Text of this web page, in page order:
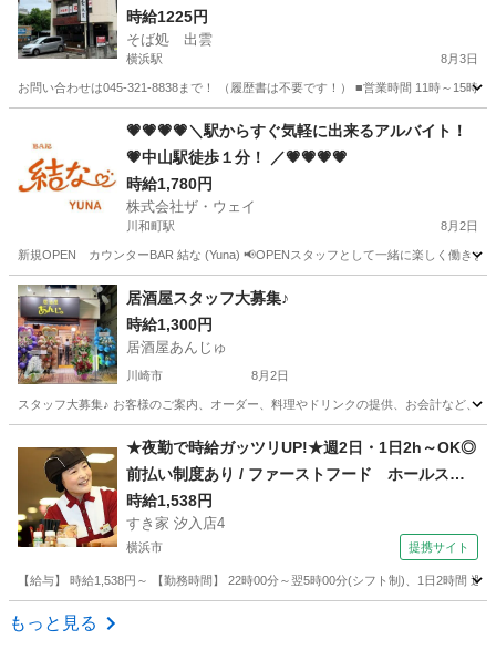
時給1225円
そば処 出雲
横浜駅 8月3日
お問い合わせは045-321-8838まで！ （履歴書は不要です！） ■営業時間 11時
横浜駅 飲食 スタッフ
💗💗💗💗＼駅からすぐ気軽に出来るアルバイト！
💗中山駅徒歩１分！ ／💗💗💗💗
時給1,780円
株式会社ザ・ウェイ
川和町駅 8月2日
新規OPEN カウンターBAR 結な (Yuna) 📢OPENスタッフとして一緒に楽しく働きま
神奈川 横浜市 川和町駅 その他
居酒屋スタッフ大募集♪
時給1,300円
居酒屋あんじゅ
川崎市 8月2日
スタッフ大募集♪ お客様のご案内、オーダー、料理やドリンクの提供、お会計など、
居酒屋 スタッフ
★夜勤で時給ガッツリUP!★週2日・1日2h～OK◎
前払い制度あり / ファーストフード ホールスタ
ッフ
時給1,538円
すき家 汐入店4
横浜市 提携サイト
【給与】 時給1,538円～ 【勤務時間】 22時00分～翌5時00分(シフト制)、1日2時
神奈川 横浜市
もっと見る